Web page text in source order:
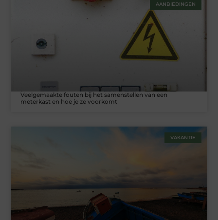
AANBIEDINGEN
Veelgemaakte fouten bij het samenstellen van een
meterkast en hoe je ze voorkomt
VAKANTIE